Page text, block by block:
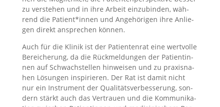
zu ver­ste­hen und in ihre Arbeit ein­zu­bin­den, wäh­
rend die Patient*innen und Ange­hö­ri­gen ihre Anlie­
gen direkt anspre­chen kön­nen.
Auch für die Kli­nik ist der Pati­en­ten­rat eine wert­vol­le
Berei­che­rung, da die Rück­mel­dun­gen der Pati­en­tin­
nen auf Schwach­stel­len hin­wei­sen und zu pra­xis­na­
hen Lösun­gen inspi­rie­ren. Der Rat ist damit nicht
nur ein Instru­ment der Qua­li­täts­ver­bes­se­rung, son­
dern stärkt auch das Ver­trau­en und die Kom­mu­ni­ka­